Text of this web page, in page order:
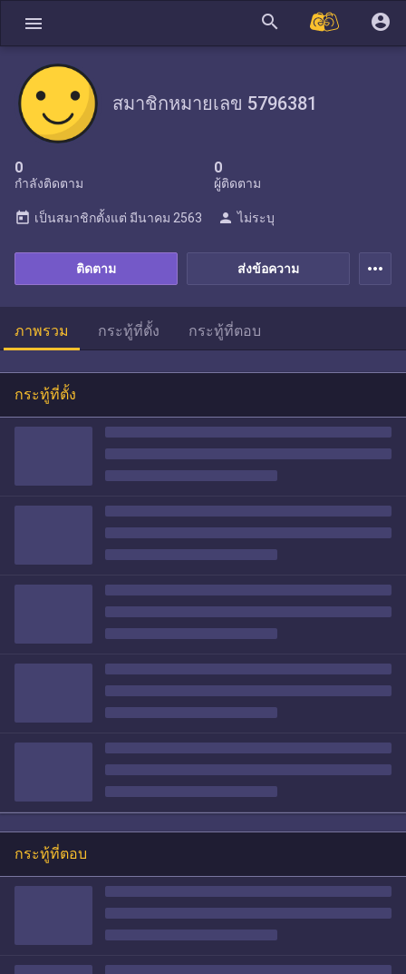
menu search account_circle
สมาชิกหมายเลข 5796381
0
กำลังติดตาม
0
ผู้ติดตาม
ส่งข้อความ
ติดตาม
today เป็นสมาชิกตั้งแต่ มีนาคม 2563 person ไม่ระบุ
more_horiz
ภาพรวม กระทู้ที่ตั้ง กระทู้ที่ตอบ
กระทู้ที่ตั้ง
กระทู้ที่ตอบ